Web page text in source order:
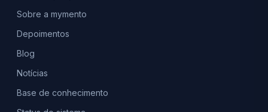
Sobre a mymento
Depoimentos
Blog
Notícias
Base de conhecimento